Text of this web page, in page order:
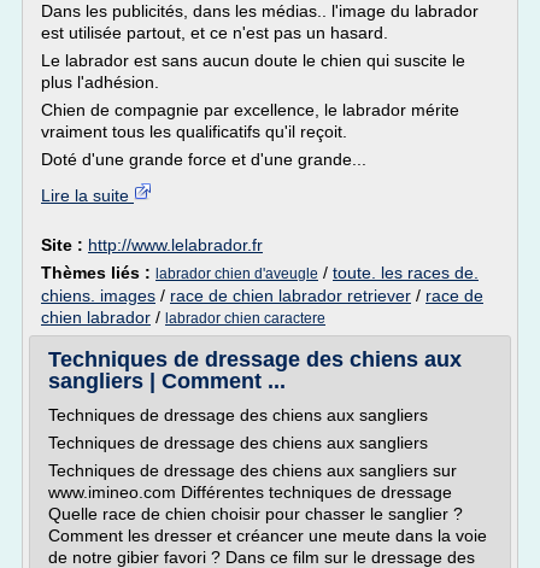
Dans les publicités, dans les médias.. l'image du labrador
est utilisée partout, et ce n'est pas un hasard.
Le labrador est sans aucun doute le chien qui suscite le
plus l'adhésion.
Chien de compagnie par excellence, le labrador mérite
vraiment tous les qualificatifs qu'il reçoit.
Doté d'une grande force et d'une grande...
Lire la suite
Site : http://www.lelabrador.fr
Thèmes liés : labrador chien d'aveugle / toute. les races de.
chiens. images / race de chien labrador retriever / race de
chien labrador / labrador chien caractere
Techniques de dressage des chiens aux
sangliers | Comment ...
Techniques de dressage des chiens aux sangliers
Techniques de dressage des chiens aux sangliers
Techniques de dressage des chiens aux sangliers sur
www.imineo.com Différentes techniques de dressage
Quelle race de chien choisir pour chasser le sanglier ?
Comment les dresser et créancer une meute dans la voie
de notre gibier favori ? Dans ce film sur le dressage des